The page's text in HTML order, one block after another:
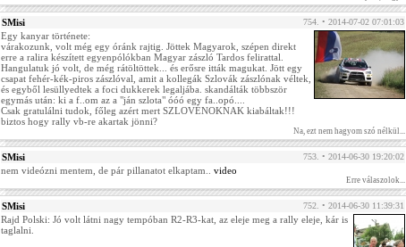
SMisi 754. • 2014-07-02 07:01:03
Egy kanyar története:
várakozunk, volt még egy óránk rajtig. Jöttek Magyarok, szépen direkt
erre a ralira készített egyenpólókban Magyar zászló Tardos felirattal.
Hangulatuk jó volt, de még rátöltöttek... és erősre itták magukat. Jött egy
csapat fehér-kék-piros zászlóval, amit a kollegák Szlovák zászlónak véltek,
és egyből lesüllyedtek a foci dukkerek legaljába. skandálták többször
egymás után: ki a f..om az a "ján szlota" óóó egy fa..opó....
Csak gratulálni tudok, főleg azért mert SZLOVÉNOKNAK kiabáltak!!!
biztos hogy rally vb-re akartak jönni?
Na, ezt nem hagyom szó nélkül...
SMisi 753. • 2014-06-30 19:20:02
nem videózni mentem, de pár pillanatot elkaptam.. video
Erre válaszolok...
SMisi 752. • 2014-06-30 11:39:31
Rajd Polski: Jó volt látni nagy tempóban R2-R3-kat, az eleje meg a rally eleje, kár is
taglalni.